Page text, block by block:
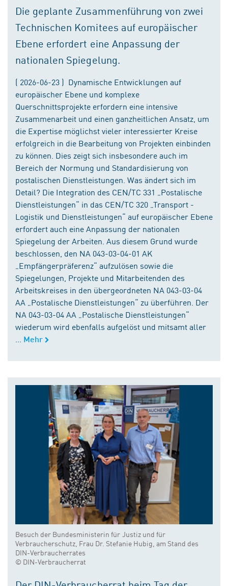
Die geplante Zusammenführung von zwei
Technischen Komitees auf europäischer
Ebene erfordert eine Anpassung der
nationalen Spiegelung.
( 2026-06-23 ) Dynamische Entwicklungen auf
europäischer Ebene und komplexe
Querschnittsprojekte erfordern eine intensive
Zusammenarbeit und einen ganzheitlichen Ansatz, um
die Expertise möglichst vieler interessierter Kreise
erfolgreich in die Bearbeitung von Projekten einbinden
zu können. Dies zeigt sich insbesondere auch im
Bereich der Normung und Standardisierung von
postalischen Dienstleistungen. Was ändert sich im
Detail? Die Integration des CEN/TC 331 „Postalische
Dienstleistungen“ in das CEN/TC 320 „Transport -
Logistik und Dienstleistungen“ auf europäischer Ebene
erfordert auch eine Anpassung der nationalen
Spiegelung der Arbeiten. Aus diesem Grund wurde
beschlossen, den NA 043-03-04-01 AK
„Empfängerpräferenz“ aufzulösen sowie die
Spiegelungen, Projekte und Mitarbeitenden des
Arbeitskreises in den übergeordneten NA 043-03-04
AA „Postalische Dienstleistungen“ zu überführen. Der
NA 043-03-04 AA „Postalische Dienstleistungen“
wiederum wird ebenfalls aufgelöst und mitsamt aller
Mehr
Besuch der Bundesministerin für Justiz und für
Verbraucherschutz, Frau Dr. Stefanie Hubig, am Stand des
DIN-Verbraucherrates
© DIN-Verbraucherrat